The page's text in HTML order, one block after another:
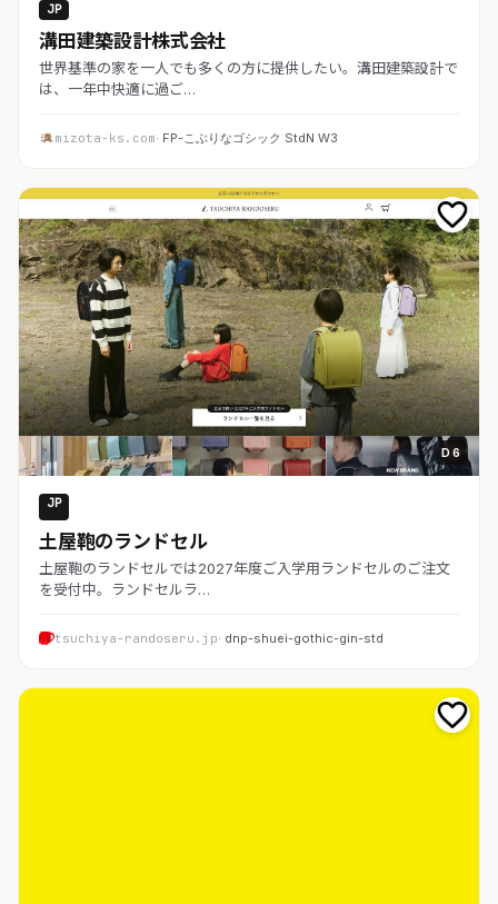
JP
溝田建築設計株式会社
世界基準の家を一人でも多くの方に提供したい。溝田建築設計で
は、一年中快適に過ご…
mizota-ks.com· FP-こぶりなゴシック StdN W3
D 6
JP
土屋鞄のランドセル
土屋鞄のランドセルでは2027年度ご入学用ランドセルのご注文
を受付中。ランドセルラ…
tsuchiya-randoseru.jp· dnp-shuei-gothic-gin-std